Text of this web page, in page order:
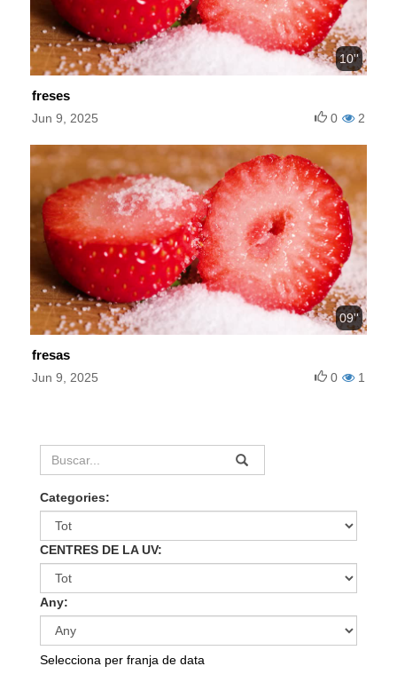
10''
freses
Jun 9, 2025 2
0
09''
fresas
Jun 9, 2025 1
0
Categories:
CENTRES DE LA UV:
Any:
Selecciona per franja de data